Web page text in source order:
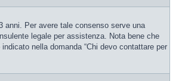
anni. Per avere tale consenso serve una
legale per assistenza. Nota bene che
nella domanda “Chi devo contattare per